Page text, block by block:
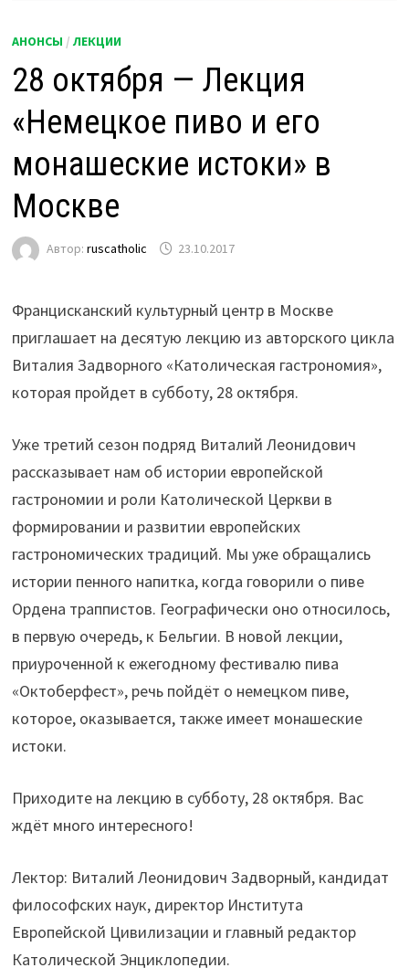
АНОНСЫ /ЛЕКЦИИ
28 октября — Лекция
«Немецкое пиво и его
монашеские истоки» в
Москве
Автор:ruscatholic 23.10.2017
Францисканский культурный центр в Москве
приглашает на десятую лекцию из авторского цикла
Виталия Задворного «Католическая гастрономия»,
которая пройдет в субботу, 28 октября.
Уже третий сезон подряд Виталий Леонидович
рассказывает нам об истории европейской
гастрономии и роли Католической Церкви в
формировании и развитии европейских
гастрономических традиций. Мы уже обращались
истории пенного напитка, когда говорили о пиве
Ордена траппистов. Географически оно относилось,
в первую очередь, к Бельгии. В новой лекции,
приуроченной к ежегодному фестивалю пива
«Октоберфест», речь пойдёт о немецком пиве,
которое, оказывается, также имеет монашеские
истоки.
Приходите на лекцию в субботу, 28 октября. Вас
ждёт много интересного!
Лектор: Виталий Леонидович Задворный, кандидат
философских наук, директор Института
Европейской Цивилизации и главный редактор
Католической Энциклопедии.